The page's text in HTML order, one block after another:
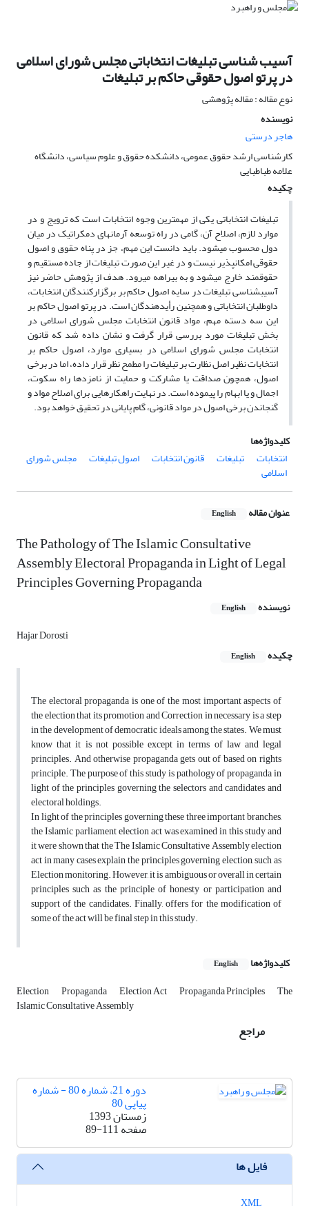
آسیب شناسی تبلیغات انتخاباتی مجلس شورای اسلامی
در پرتو اصول حقوقی حاکم بر تبلیغات
نوع مقاله : مقاله پژوهشی
نویسنده
هاجر درستی
کارشناسی ارشد حقوق عمومی، دانشکده حقوق و علوم سیاسی، دانشگاه
علامه طباطبایی
چکیده
تبلیغات انتخاباتی یکی از مهمترین وجوه انتخابات است که ترویج و در
موارد لازم، اصلاح آن، گامی در راه توسعه آرمانهای دمکراتیک در میان
دول محسوب میشود. باید دانست این مهم، جز در پناه حقوق و اصول
حقوقی امکانپذیر نیست و در غیر این صورت تبلیغات از جاده مستقیم و
حقوقمند خارج میشود و به بیراهه میرود. هدف از پژوهش حاضر نیز
آسیبشناسی تبلیغات در سایه اصول حاکم بر برگزارکنندگان انتخابات،
داوطلبان انتخاباتی و همچنین رأیدهندگان است. در پرتو اصول حاکم بر
این سه دسته مهم، مواد قانون انتخابات مجلس شورای اسلامی در
بخش تبلیغات مورد بررسی قرار گرفت و نشان داده شد که قانون
انتخابات مجلس شورای اسلامی در بسیاری موارد، اصول حاکم بر
انتخابات نظیر اصل نظارت بر تبلیغات را مطمح نظر قرار داده، اما در برخی
اصول، همچون صداقت یا مشارکت و حمایت از نامزدها راه سکوت،
اجمال و یا ابهام را پیموده است. در نهایت راهکارهایی برای اصلاح مواد و
گنجاندن برخی اصول در مواد قانونی، گام پایانی در تحقیق خواهد بود.
کلیدواژه‌ها
انتخابات
تبلیغات قانون انتخابات اصول تبلیغات مجلس شورای
اسلامی
عنوان مقاله English
The Pathology of The Islamic Consultative
Assembly Electoral Propaganda in Light of Legal
Principles Governing Propaganda
نویسنده English
Hajar Dorosti
چکیده
English
The electoral propaganda is one of the most important aspects of
the election that its promotion and Correction in necessary is a step
in the development of democratic ideals among the states. We must
know that it is not possible except in terms of law and legal
principles. And otherwise propaganda gets out of based on rights
principle. The purpose of this study is pathology of propaganda in
light of the principles governing the selectors and candidates and
electoral holdings.
In light of the principles governing these three important branches,
the Islamic parliament election act was examined in this study and
it were shown that the The Islamic Consultative Assembly election
act in many cases explain the principles governing election, such as
Election monitoring. However, it is ambiguous or overall in certain
principles such as the principle of honesty or participation and
support of the candidates. Finally, offers for the modification of
some of the act will be final step in this study.
کلیدواژه‌ها English
Election Propaganda Election Act Propaganda Principles The
Islamic Consultative Assembly
مراجع
دوره 21، شماره 80 - شماره
پیاپی 80
زمستان 1393
صفحه89-111
فایل ها